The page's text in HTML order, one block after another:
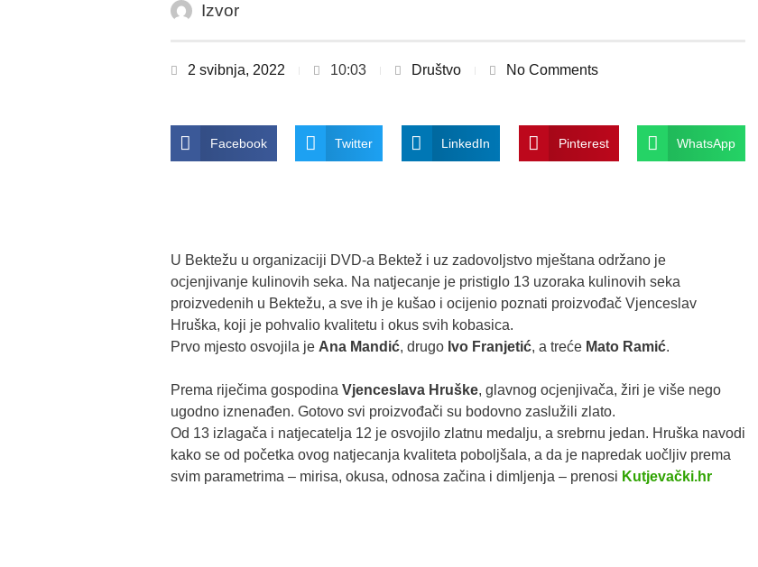
Izvor
2 svibnja, 2022 10:03 Društvo No Comments
Facebook Twitter LinkedIn Pinterest WhatsApp
U Bektežu u organizaciji DVD-a Bektež i uz zadovoljstvo mještana održano je
ocjenjivanje kulinovih seka. Na natjecanje je pristiglo 13 uzoraka kulinovih seka
proizvedenih u Bektežu, a sve ih je kušao i ocijenio poznati proizvođač Vjenceslav
Hruška, koji je pohvalio kvalitetu i okus svih kobasica.
Prvo mjesto osvojila je Ana Mandić, drugo Ivo Franjetić, a treće Mato Ramić.
Prema riječima gospodinaVjenceslava Hruške, glavnog ocjenjivača, žiri je više nego
ugodno iznenađen. Gotovo svi proizvođači su bodovno zaslužili zlato.
Od 13 izlagača i natjecatelja 12 je osvojilo zlatnu medalju, a srebrnu jedan. Hruška navodi
kako se od početka ovog natjecanja kvaliteta poboljšala, a da je napredak uočljiv prema
svim parametrima – mirisa, okusa, odnosa začina i dimljenja – prenosi Kutjevački.hr